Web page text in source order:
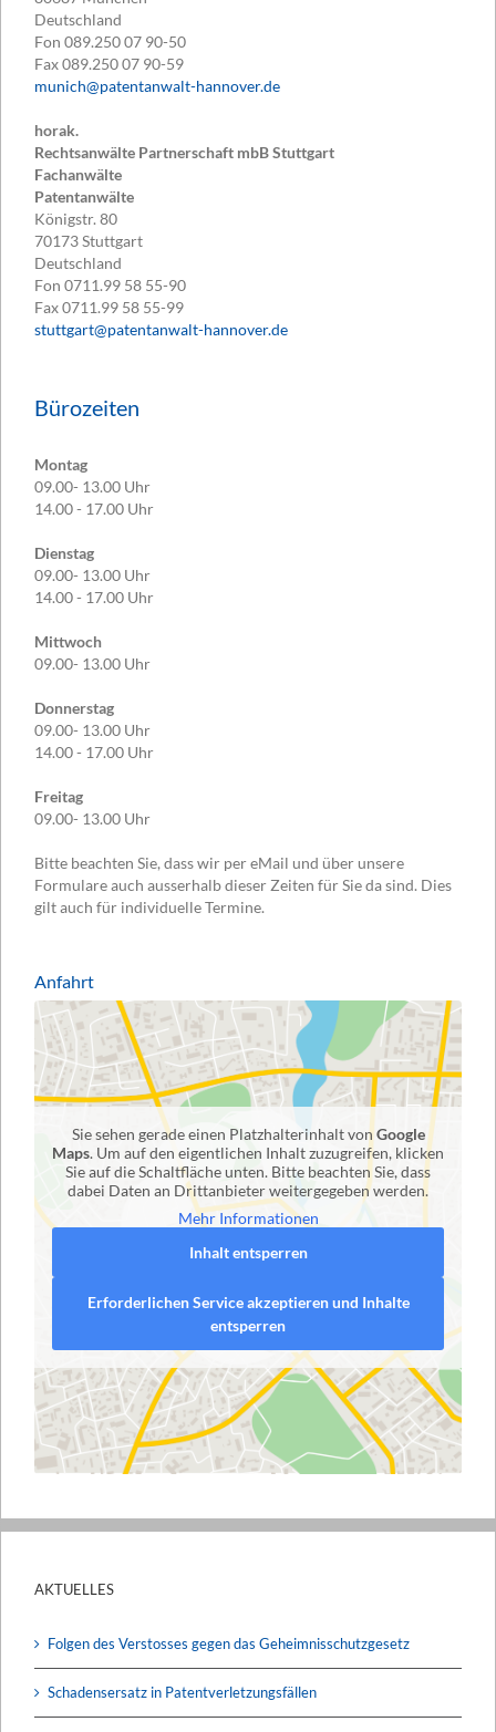
Deutschland
Fon 089.250 07 90-50
Fax089.250 07 90-59
munich@patentanwalt-hannover.de
horak.
Rechtsanwälte Partnerschaft mbB Stuttgart
Fachanwälte
Patentanwälte
Königstr. 80
70173Stuttgart
Deutschland
Fon 0711.99 58 55-90
Fax0711.99 58 55-99
stuttgart@patentanwalt-hannover.de
Bürozeiten
Montag
09.00- 13.00 Uhr
14.00 - 17.00 Uhr
Dienstag
09.00- 13.00 Uhr
14.00 - 17.00 Uhr
Mittwoch
09.00- 13.00 Uhr
Donnerstag
09.00- 13.00 Uhr
14.00 - 17.00 Uhr
Freitag
09.00- 13.00 Uhr
Bitte beachten Sie, dass wir per eMail und über unsere
Formulare auch ausserhalb dieser Zeiten für Sie da sind. Dies
gilt auch für individuelle Termine.
Anfahrt
Sie sehen gerade einen Platzhalterinhalt von Google
Maps. Um auf den eigentlichen Inhalt zuzugreifen, klicken
Sie auf die Schaltfläche unten. Bitte beachten Sie, dass
dabei Daten an Drittanbieter weitergegeben werden.
Mehr Informationen
Inhalt entsperren
Erforderlichen Service akzeptieren und Inhalte
entsperren
AKTUELLES
Folgen des Verstosses gegen das Geheimnisschutzgesetz
Schadensersatz in Patentverletzungsfällen